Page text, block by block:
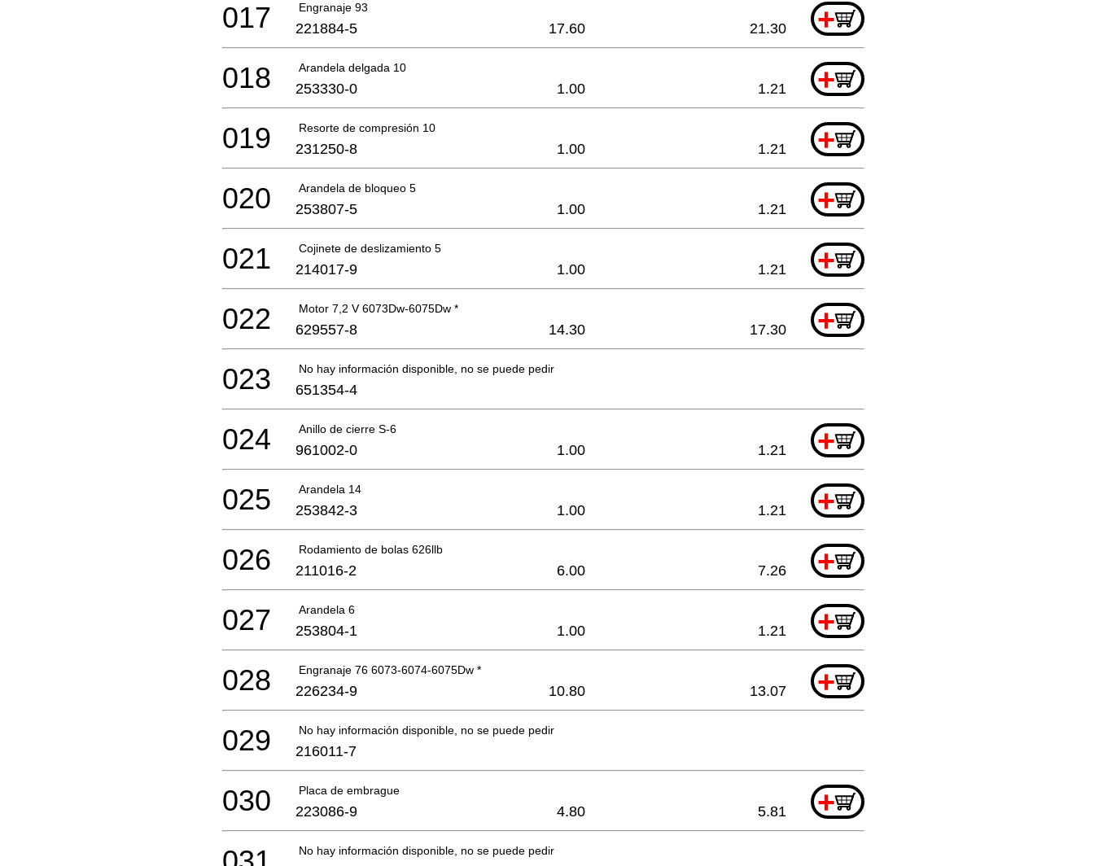
Engranaje 93 +
017 221884-5 17.60 21.30
Arandela delgada 10 +
018 253330-0 1.00 1.21
Resorte de compresión 10 +
019 231250-8 1.00 1.21
Arandela de bloqueo 5 +
020 253807-5 1.00 1.21
Cojinete de deslizamiento 5 +
021 214017-9 1.00 1.21
Motor 7,2 V 6073Dw-6075Dw * +
022 629557-8 14.30 17.30
No hay información disponible, no se puede pedir
023 651354-4
Anillo de cierre S-6 +
024 961002-0 1.00 1.21
Arandela 14 +
025 253842-3 1.00 1.21
Rodamiento de bolas 626llb +
026 211016-2 6.00 7.26
Arandela 6 +
027 253804-1 1.00 1.21
Engranaje 76 6073-6074-6075Dw * +
028 226234-9 10.80 13.07
No hay información disponible, no se puede pedir
029 216011-7
Placa de embrague +
030 223086-9 4.80 5.81
No hay información disponible, no se puede pedir